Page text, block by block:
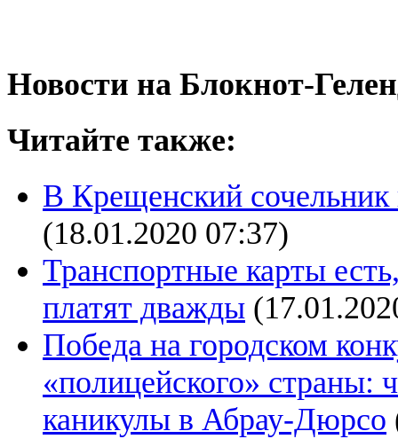
Новости на Блoкнoт-
Читайте также:
В Крещенский сочельник
(18.01.2020 07:37)
Транспортные карты
платят дважды
Победа на городском
«полицейского» страны:
каникулы в Абрау-Дюрсо